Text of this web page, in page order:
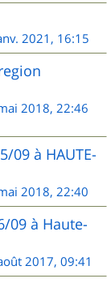
2021, 16:15
2018, 22:46
09 à HAUTE-
2018, 22:40
09 à Haute-
2017, 09:41